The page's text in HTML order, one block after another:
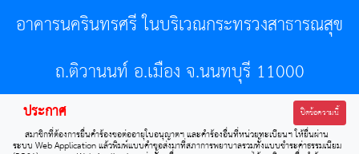
อาคารนครินทรศรี ในบริเวณกระทรวงสาธารณสุข
ถ.ติวานนท์ อ.เมือง จ.นนทบุรี 11000
โทรศัพท์ 02-596-7500 โทรสาร 0-2589-7121 E-mail :
center@tnmc.or.th
ประกาศ ปิดข้อความนี้
สมาชิกที่ต้องการยื่นคำร้องขอต่ออายุใบอนุญาตฯ และคำร้องอื่นที่หน่วยทะเบียนฯ ให้ยื่นผ่าน
ระบบ Web Application แล้วพิมพ์แบบคำขอส่งมาที่สภาการพยาบาลรวมทั้งแบบชำระค่าธรรมเนียม